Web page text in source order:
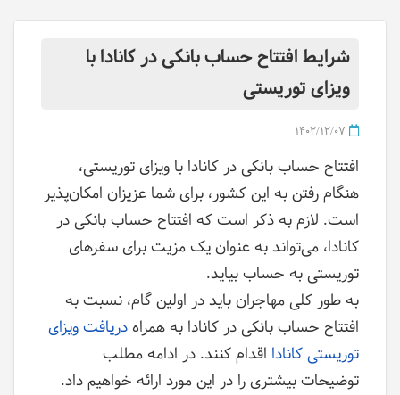
شرایط افتتاح حساب بانکی در کانادا با
ویزای توریستی
افتتاح حساب بانکی در کانادا با ویزای توریستی،
هنگام رفتن به این کشور، برای شما عزیزان امکان‌پذیر
است. لازم به ذکر است که افتتاح حساب بانکی در
کانادا، می‌تواند به عنوان یک مزیت برای سفرهای
توریستی به حساب بیاید.
به طور کلی مهاجران باید در اولین گام، نسبت به
افتتاح حساب بانکی در کانادا به همراه دریافت ویزای
توریستی کانادا اقدام کنند. در ادامه مطلب
توضیحات بیشتری را در این مورد ارائه خواهیم داد.